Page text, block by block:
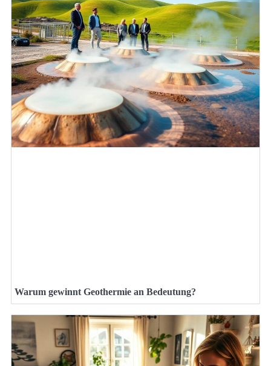
Warum gewinnt Geothermie an Bedeutung?